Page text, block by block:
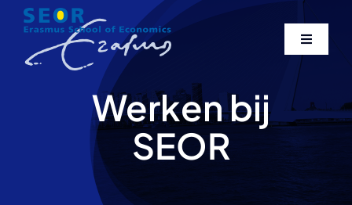
Skip
content
Toggle
Werken bij
SEOR